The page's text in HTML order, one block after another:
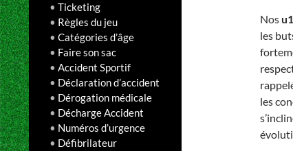
Nos
les
les
• Ticketing
• Règles du jeu
• Catégories d’âge
• Faire son sac
• Accident Sportif
• Déclaration d’accident
• Dérogation médicale
• Décharge Accident
• Numéros d’urgence
• Défibrilateur